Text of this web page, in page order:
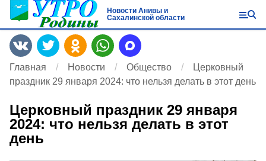
Новости Анивы и
Сахалинской области
Главная Новости Общество
Церковный
праздник 29 января 2024: что нельзя делать в этот день
Церковный праздник 29 января
2024: что нельзя делать в этот
день